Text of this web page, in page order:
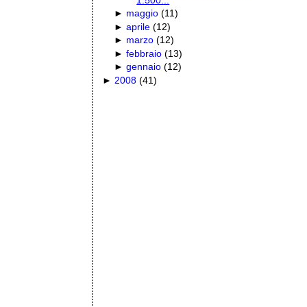
► maggio (11)
►aprile (12)
► marzo (12)
►febbraio (13)
►gennaio (12)
► 2008 (41)